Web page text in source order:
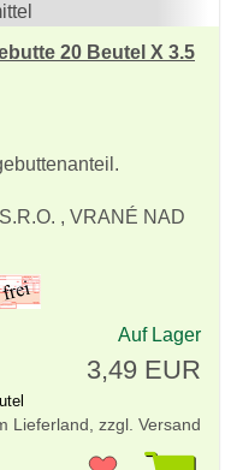
20 Beutel X 3.5
, VRANÉ NAD
Auf Lager
3,49 EUR
Lieferland, zzgl. Versand